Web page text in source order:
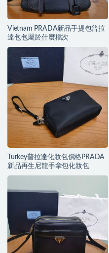
Vietnam PRADA新品手提包普拉
達包包屬於什麼檔次
Turkey普拉達化妝包價格PRADA
新品再生尼龍手拿包化妝包